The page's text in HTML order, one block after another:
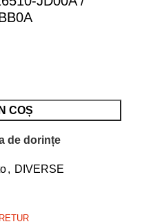
COȘ
de dorințe
, DIVERSE
RETUR